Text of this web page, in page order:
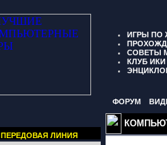
ИГРЫ ПО
СОВЕТЫ
КЛУБ ИКИ
ФОРУМ
ПЕРЕДОВАЯ ЛИНИЯ